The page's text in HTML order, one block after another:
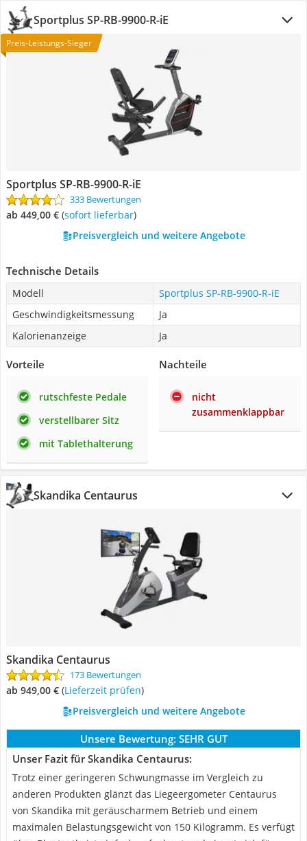
Sportplus SP-RB-9900-R-iE
Preis-Leistungs-Sieger
Sportplus SP-RB-9900-R-iE
333 Bewertungen
ab 449,00 € ( Sofort lieferbar)
Preisvergleich und weitere Angebote
Technische Details
Modell
Sportplus SP-RB-9900-R-iE
Geschwindigkeitsmessung
Ja
Kalorienanzeige
Ja
Vorteile
rutschfeste Pedale
verstellbarer Sitz
mit Tablethalterung
Nachteile
nicht
zusammenklappbar
Skandika Centaurus
Skandika Centaurus
173 Bewertungen
ab 949,00 € (Lieferzeit prüfen)
Preisvergleich und weitere Angebote
Unsere Bewertung: SEHR GUT
Unser Fazit für Skandika Centaurus:
Trotz einer geringeren Schwungmasse im Vergleich zu
anderen Produkten glänzt das Liegeergometer Centaurus
von Skandika mit geräuscharmem Betrieb und einem
maximalen Belastungsgewicht von 150 Kilogramm. Es verfügt